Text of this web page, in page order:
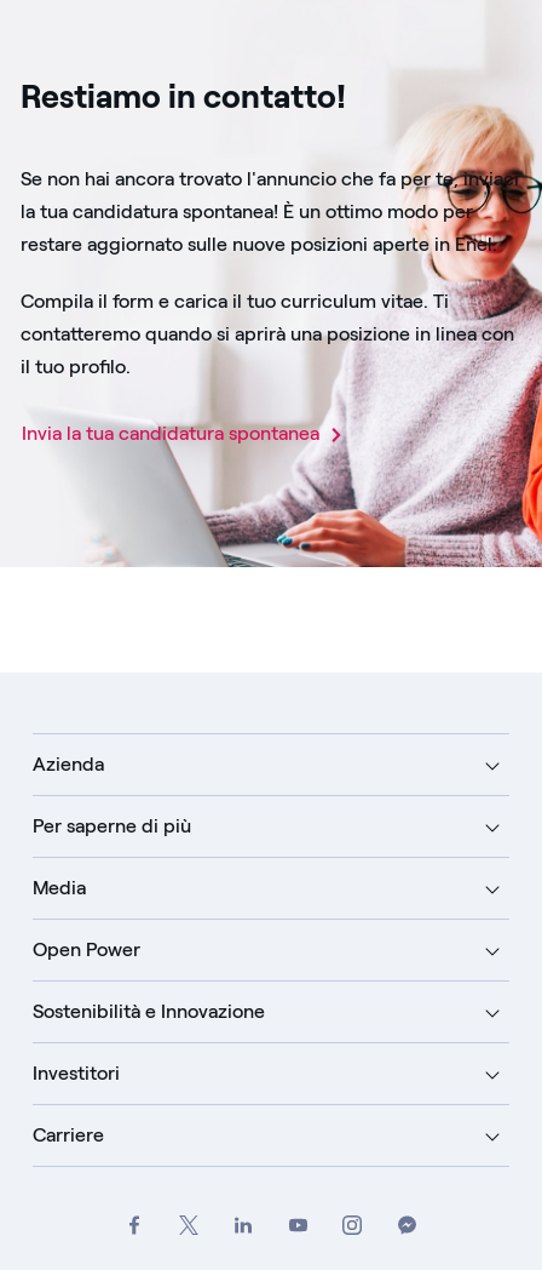
Restiamo in contatto!
Se non hai ancora trovato l'annuncio che fa per te, inviaci
la tua candidatura spontanea! È un ottimo modo per
restare aggiornato sulle nuove posizioni aperte in Enel.
Compila il form e carica il tuo curriculum vitae. Ti
contatteremo quando si aprirà una posizione in linea con
il tuo profilo.
Invia la tua candidatura spontanea​
Azienda
Per saperne di più
Media
Open Power
Sostenibilità e Innovazione
Investitori
Carriere